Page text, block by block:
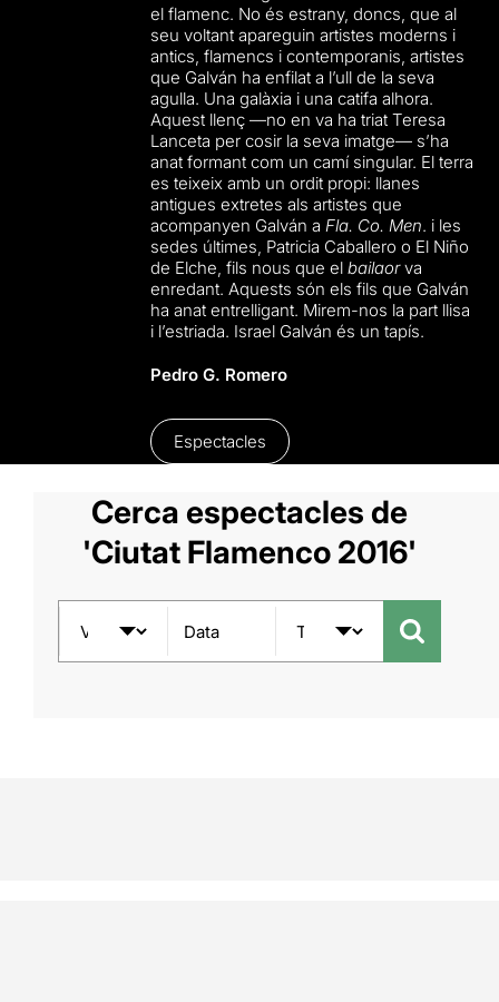
el flamenc. No és estrany, doncs, que al
seu voltant apareguin artistes moderns i
antics, flamencs i contemporanis, artistes
que Galván ha enfilat a l’ull de la seva
agulla. Una galàxia i una catifa alhora.
Aquest llenç —no en va ha triat Teresa
Lanceta per cosir la seva imatge— s’ha
anat formant com un camí singular. El terra
es teixeix amb un ordit propi: llanes
antigues extretes als artistes que
acompanyen Galván aFla. Co. Men. i les
sedes últimes, Patricia Caballero o El Niño
de Elche, fils nous que elbailaorva
enredant. Aquests són els fils que Galván
ha anat entrelligant. Mirem-nos la part llisa
i l’estriada. Israel Galván és un tapís.
Pedro G. Romero
Espectacles
Cerca espectacles de
'Ciutat Flamenco 2016'
Data